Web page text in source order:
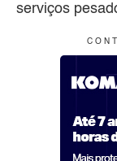
serviços
C O N